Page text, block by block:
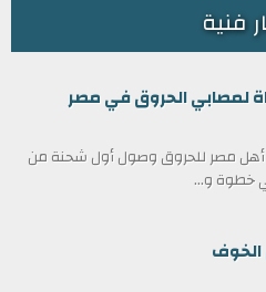
فنية
لمصابي الحروق في مصر
مصر للحروق وصول أول شحنة من
خطوة و...